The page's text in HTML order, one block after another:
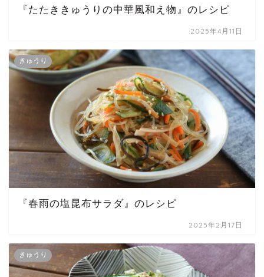
『たたききゅうりの中華風和え物』のレシピ
2025年4月11日
きゅうり
『春雨の塩昆布サラダ』のレシピ
2025年2月17日
きゅうり